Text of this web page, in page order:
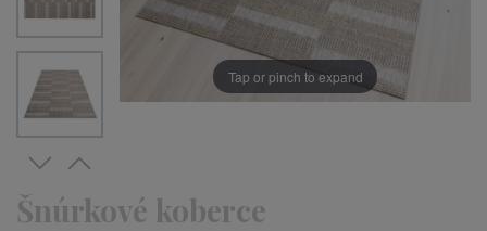
Tap or pinch to expand
Šnúrkové koberce